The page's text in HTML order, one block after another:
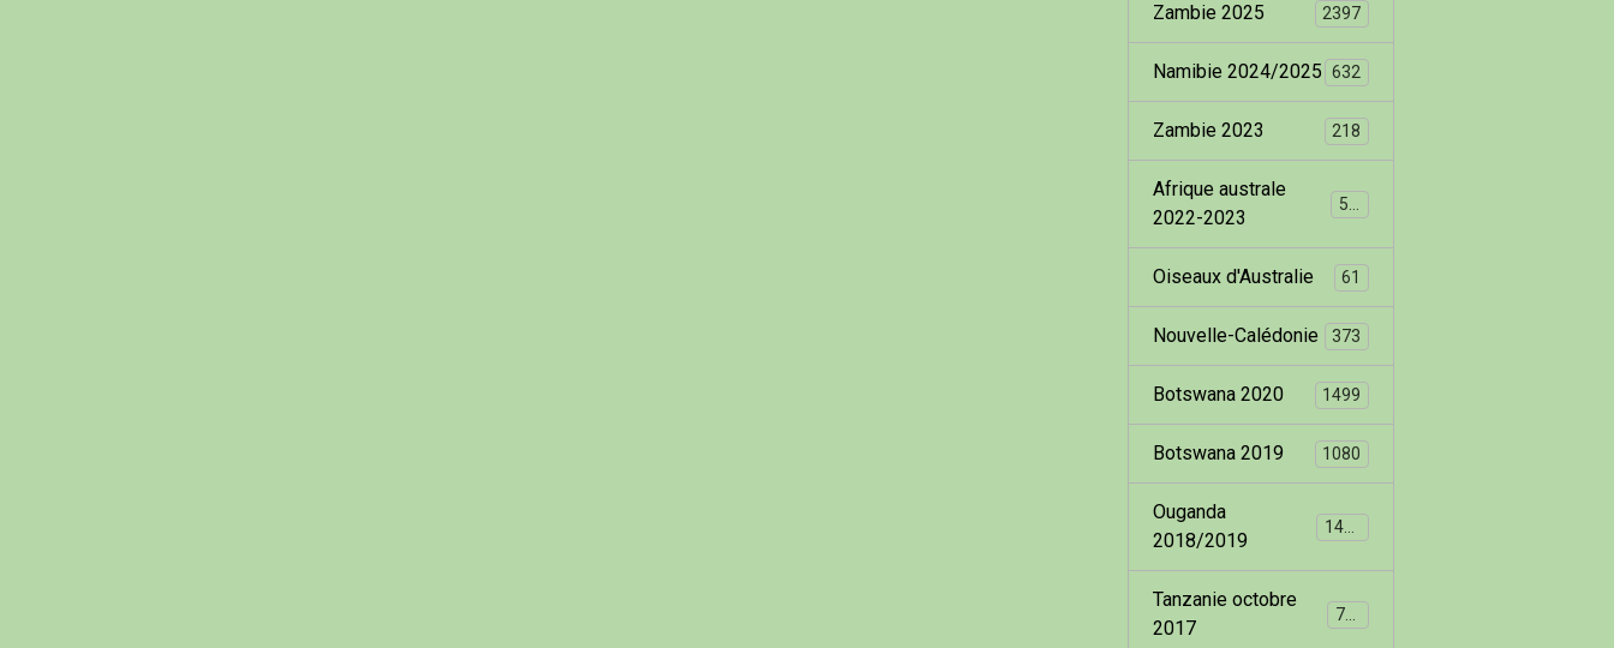
Zambie 2025 2397
Namibie 2024/2025 632
Zambie 2023 218
Afrique australe
2022-2023
Oiseaux d'Australie 61
Nouvelle-Calédonie 373
Botswana 2020 1499
Botswana 2019 1080
Ouganda
2018/2019
Tanzanie octobre
2017
799